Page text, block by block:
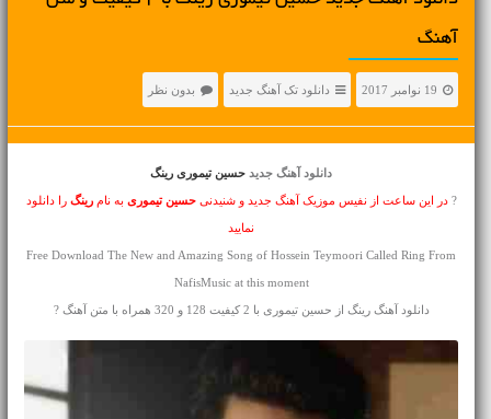
آهنگ
19 نوامبر 2017 دانلود تک آهنگ جدید بدون نظر
دانلود آهنگ جدیدحسین تیموری رینگ
?در این ساعت از نفیس موزیک آهنگ جدید و شنیدنیحسین تیموری به نامرینگ را دانلود
نمایید
Free Download The New and Amazing Song of Hossein Teymoori Called Ring From
NafisMusic at this moment
دانلود آهنگ رینگ از حسین تیموری با 2 کیفیت 128 و 320 همراه با متن آهنگ ?